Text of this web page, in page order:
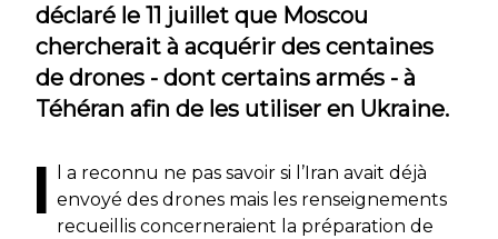
déclaré le 11 juillet que Moscou
chercherait à acquérir des centaines
de drones - dont certains armés - à
Téhéran afin de les utiliser en Ukraine.
I
l a reconnu ne pas savoir si l’Iran avait déjà
envoyé des drones mais les renseignements
recueillis concerneraient la préparation de